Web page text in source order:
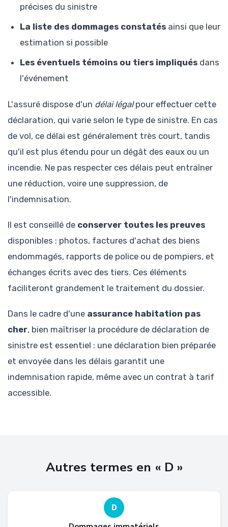
précises du sinistre
La liste des dommages constatés ainsi que leur
estimation si possible
Les éventuels témoins ou tiers impliqués dans
l'événement
L'assuré dispose d'un délai légalpour effectuer cette
déclaration, qui varie selon le type de sinistre. En cas
de vol, ce délai est généralement très court, tandis
qu'il est plus étendu pour un dégât des eaux ou un
incendie. Ne pas respecter ces délais peut entraîner
une réduction, voire une suppression, de
l'indemnisation.
Il est conseillé de conserver toutes les preuves
disponibles : photos, factures d'achat des biens
endommagés, rapports de police ou de pompiers, et
échanges écrits avec des tiers. Ces éléments
faciliteront grandement le traitement du dossier.
Dans le cadre d'une assurance habitation pas
cher, bien maîtriser la procédure de déclaration de
sinistre est essentiel : une déclaration bien préparée
et envoyée dans les délais garantit une
indemnisation rapide, même avec un contrat à tarif
accessible.
Autres termes en « D »
D